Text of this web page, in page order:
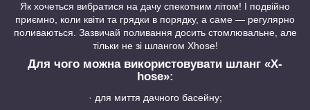
Як хочеться вибратися на дачу спекотним літом! І подвійно
приємно, коли квіти та грядки в порядку, а саме — регулярно
поливаються. Зазвичай поливання досить стомлювальне, але
тільки не зі шлангом Xhose!
Для чого можна використовувати шланг «X-
hose»:
· для миття дачного басейну;